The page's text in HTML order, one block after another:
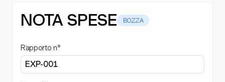
NOTA SPESE BOZZA
Rapporto n°